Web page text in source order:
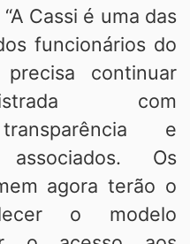
Cassi é uma das
funcionários do
continuar
com
e
Os
agora terão o
o modelo